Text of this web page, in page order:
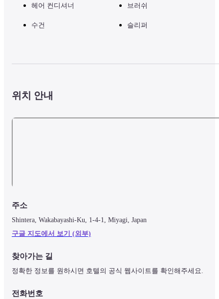
헤어 컨디셔너 브러쉬
수건 슬리퍼
위치 안내
주소
Shintera, Wakabayashi-Ku, 1-4-1, Miyagi, Japan
구글 지도에서 보기 (외부)
찾아가는 길
정확한 정보를 원하시면 호텔의 공식 웹사이트를 확인해주세요.
전화번호